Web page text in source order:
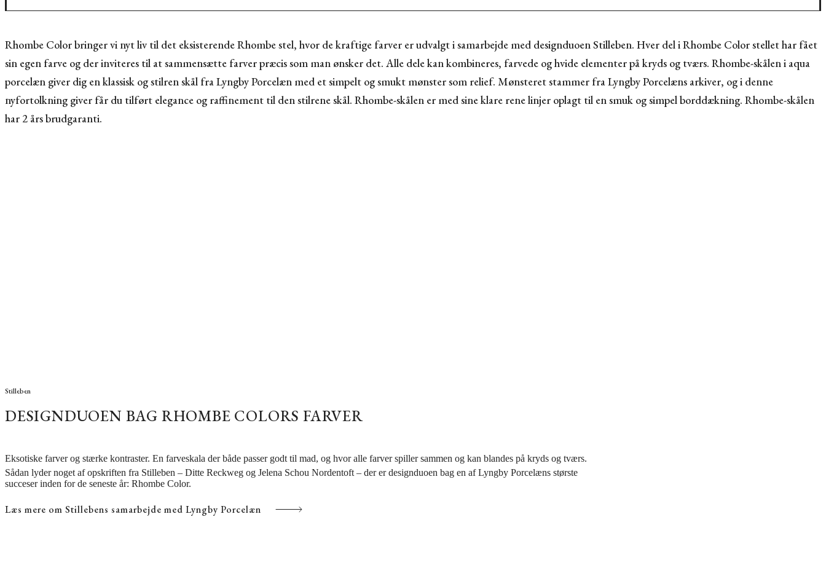
Rhombe Color bringer vi nyt liv til det eksisterende Rhombe stel, hvor de kraftige farver er udvalgt i samarbejde med designduoen Stilleben. Hver del i Rhombe Color stellet har fået
sin egen farve og der inviteres til at sammensætte farver præcis som man ønsker det. Alle dele kan kombineres, farvede og hvide elementer på kryds og tværs. Rhombe-skålen i aqua
porcelæn giver dig en klassisk og stilren skål fra Lyngby Porcelæn med et simpelt og smukt mønster som relief. Mønsteret stammer fra Lyngby Porcelæns arkiver, og i denne
nyfortolkning giver får du tilført elegance og raffinement til den stilrene skål. Rhombe-skålen er med sine klare rene linjer oplagt til en smuk og simpel borddækning. Rhombe-skålen
har 2 års brudgaranti.
Stilleben
DESIGNDUOEN BAG RHOMBE COLORS FARVER
Eksotiske farver og stærke kontraster. En farveskala der både passer godt til mad, og hvor alle farver spiller sammen og kan blandes på kryds og tværs.
Sådan lyder noget af opskriften fra Stilleben – Ditte Reckweg og Jelena Schou Nordentoft – der er designduoen bag en af Lyngby Porcelæns største
succeser inden for de seneste år: Rhombe Color.
Læs mere om Stillebens samarbejde med Lyngby Porcelæn